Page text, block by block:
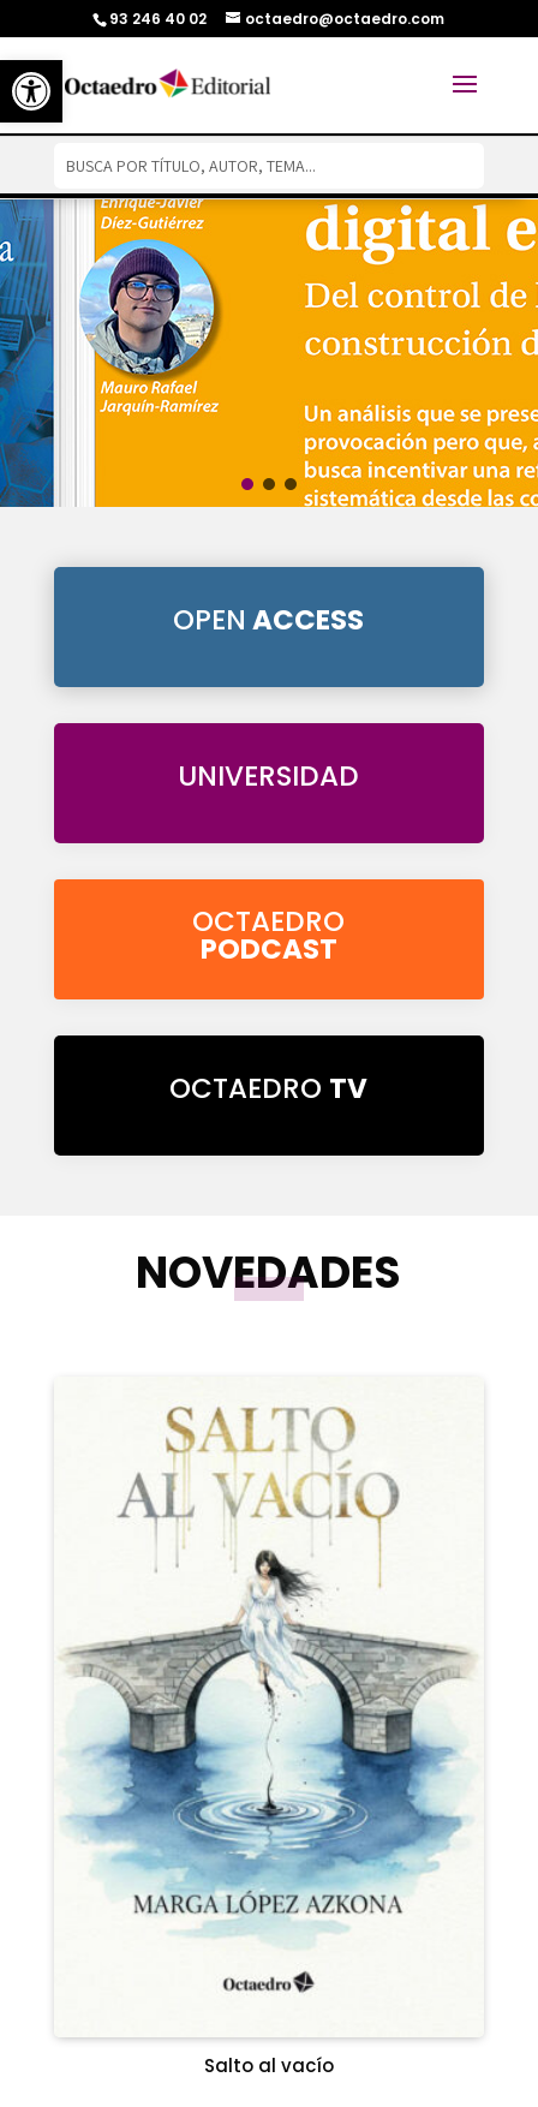
Abrir barra de herramientas
93 246 40 02 octaedro@octaedro.com
OPEN ACCESS
UNIVERSIDAD
OCTAEDRO
PODCAST
OCTAEDRO TV
NOVEDADES
Salto al vacío